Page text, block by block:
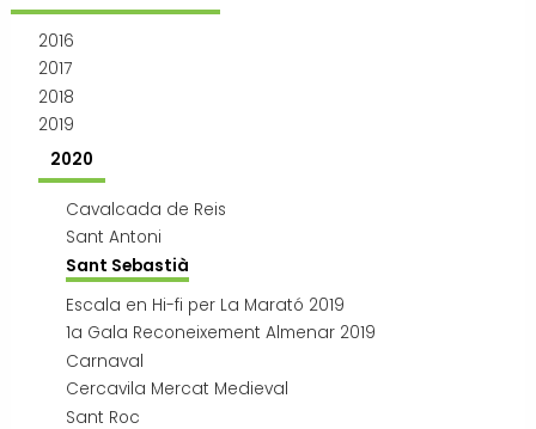
2016
2017
2018
2019
2020
Cavalcada de Reis
Sant Antoni
Sant Sebastià
Escala en Hi-fi per La Marató 2019
1a Gala Reconeixement Almenar 2019
Carnaval
Cercavila Mercat Medieval
Sant Roc